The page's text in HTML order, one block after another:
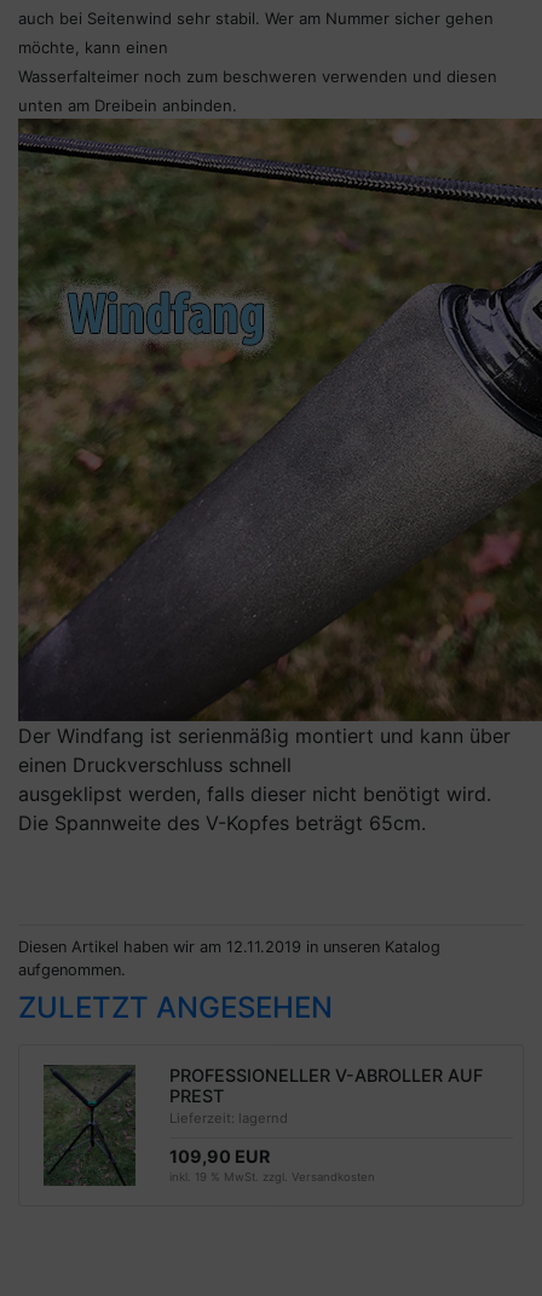
auch bei Seitenwind sehr stabil. Wer am Nummer sicher gehen
möchte, kann einen
Wasserfalteimer noch zum beschweren verwenden und diesen
unten am Dreibein anbinden.
Der Windfang ist serienmäßig montiert und kann über
einen Druckverschluss schnell
ausgeklipst werden, falls dieser nicht benötigt wird.
Die Spannweite des V-Kopfes beträgt 65cm.
Diesen Artikel haben wir am 12.11.2019 in unseren Katalog
aufgenommen.
ZULETZT ANGESEHEN
PROFESSIONELLER V-ABROLLER AUF
PREST
Lieferzeit: lagernd
109,90 EUR
inkl. 19 % MwSt. zzgl. Versandkosten